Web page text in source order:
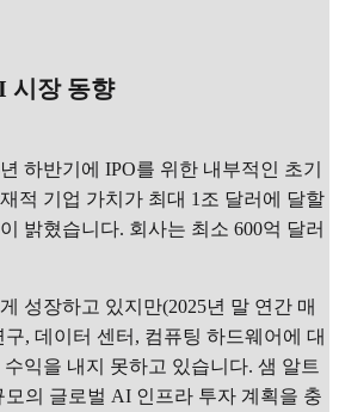
시장 동향
하반기에 IPO를 위한 내부적인 초기
적 기업 가치가 최대 1조 달러에 달할
밝혔습니다. 회사는 최소 600억 달러
성장하고 있지만(2025년 말 연간 매
구, 데이터 센터, 컴퓨팅 하드웨어에 대
익을 내지 못하고 있습니다. 샘 알트
모의 글로벌 AI 인프라 투자 계획을 충